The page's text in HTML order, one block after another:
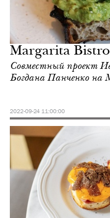
Margarita Bistro
Совместный проект
Богдана Панченко на
2022-09-24 11:00:00